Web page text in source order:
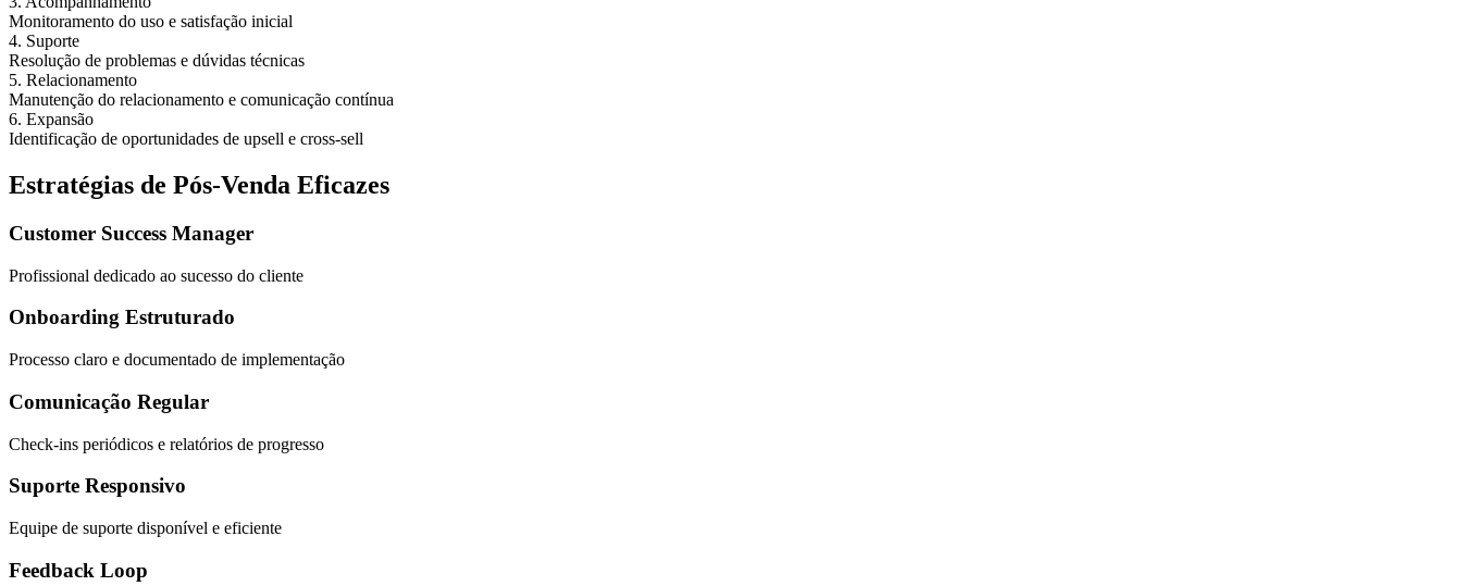
Monitoramento do uso e satisfação inicial
4. Suporte
Resolução de problemas e dúvidas técnicas
5. Relacionamento
Manutenção do relacionamento e comunicação contínua
6. Expansão
Identificação de oportunidades de upsell e cross-sell
Estratégias de Pós-Venda Eficazes
Customer Success Manager
Profissional dedicado ao sucesso do cliente
Onboarding Estruturado
Processo claro e documentado de implementação
Comunicação Regular
Check-ins periódicos e relatórios de progresso
Suporte Responsivo
Equipe de suporte disponível e eficiente
Feedback Loop